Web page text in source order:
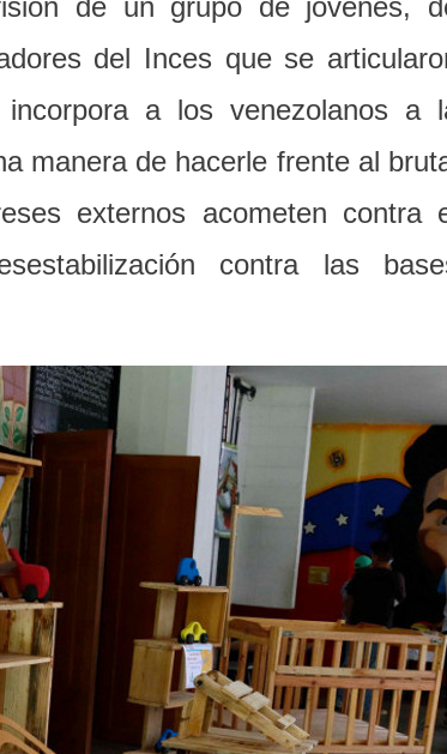
de un grupo de jóvenes,
del Inces que se
a los venezolanos a
manera de hacerle frente al
externos acometen contra
contra las